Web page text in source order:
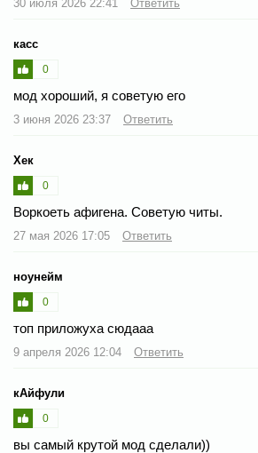
30 июля 2026 22:41 Ответить
касс
0
мод хороший, я советую его
3 июня 2026 23:37 Ответить
Хек
0
Воркоеть афигена. Советую читы.
27 мая 2026 17:05 Ответить
ноунейм
0
топ приложуха сюдааа
9 апреля 2026 12:04 Ответить
кАйфули
0
вы самый крутой мод сделали))